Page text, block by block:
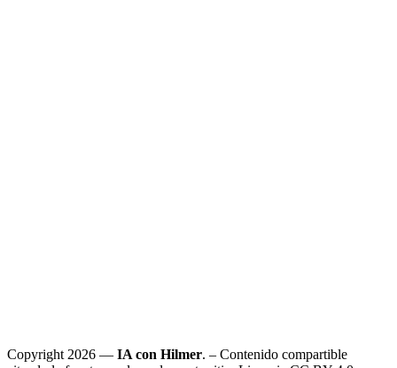
Copyright 2026 — IA con Hilmer. – Contenido compartible